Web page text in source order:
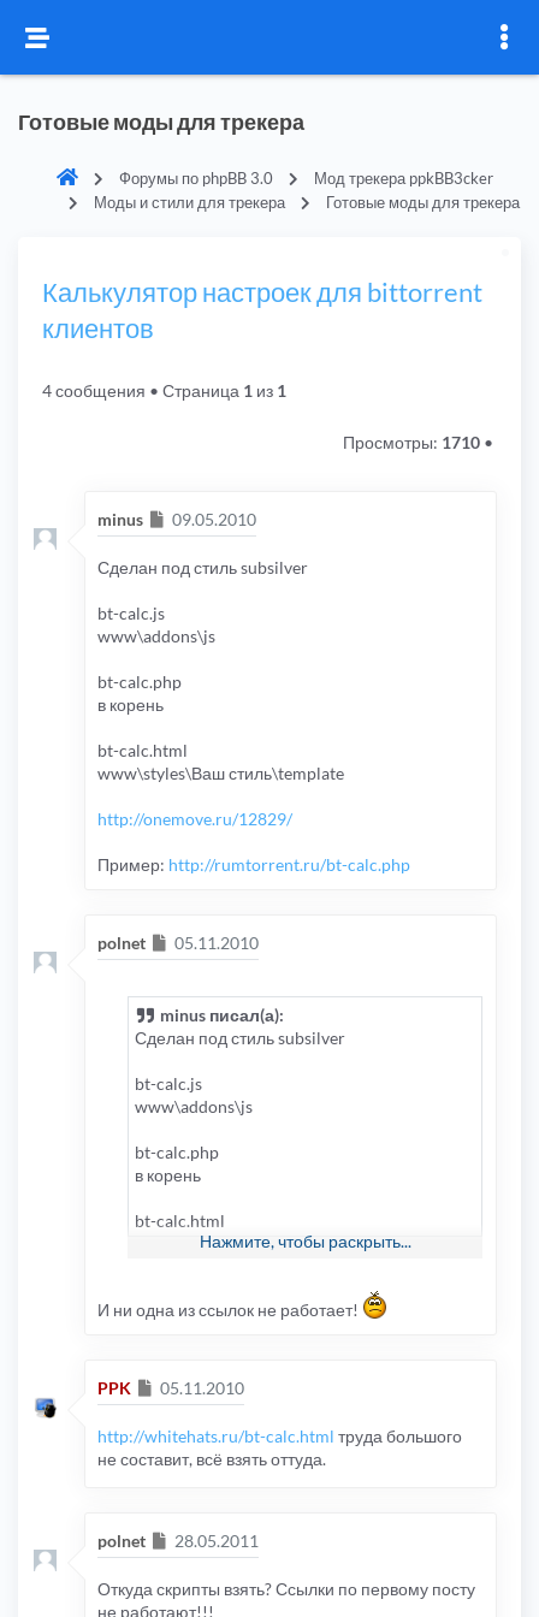
Готовые моды для трекера
Форумы по phpBB 3.0
Мод трекера ppkBB3cker
Моды и стили для трекера
Готовые моды для трекера
Калькулятор настроек для bittorrent
клиентов
4 сообщения • Страница 1 из 1
Просмотры: 1710 •
minus Сообщение
09.05.2010
Сделан под стиль subsilver
bt-calc.js
www\addons\js
bt-calc.php
в корень
bt-calc.html
www\styles\Ваш стиль\template
http://onemove.ru/12829/
Пример: http://rumtorrent.ru/bt-calc.php
polnet Сообщение
05.11.2010
minus писал(а):
Сделан под стиль subsilver
bt-calc.js
www\addons\js
bt-calc.php
в корень
bt-calc.html
www\styles\Ваш стиль\template
Нажмите, чтобы раскрыть...
И ни одна из ссылок не работает!
PPK Сообщение
05.11.2010
http://whitehats.ru/bt-calc.html труда большого
не составит, всё взять оттуда.
polnet Сообщение
28.05.2011
Откуда скрипты взять? Ссылки по первому посту
не работают!!!